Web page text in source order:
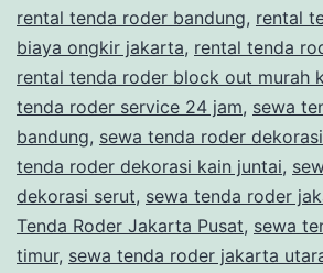
rental tenda roder bandung, rental
biaya ongkir jakarta, rental tenda
rental tenda roder block out murah
tenda roder service 24 jam, sewa
bandung, sewa tenda roder
tenda roder dekorasi kain juntai,
dekorasi serut, sewa tenda roder
Tenda Roder Jakarta Pusat, sewa
timur, sewa tenda roder jakarta